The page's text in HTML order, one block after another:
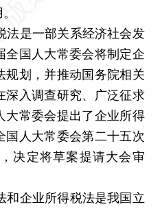
是一部关系经济社会发
全国人大常委会将制定企
规划，并推动国务院相关
深入调查研究、广泛征求
大常委会提出了企业所得
国人大常委会第二十五次
决定将草案提请大会审
企业所得税法是我国立